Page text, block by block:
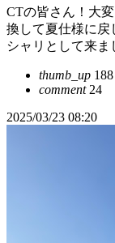
CTの皆さん！大
換して夏仕様に戻
シャリとして来
thumb_up 188
comment24
2025/03/23 08:20